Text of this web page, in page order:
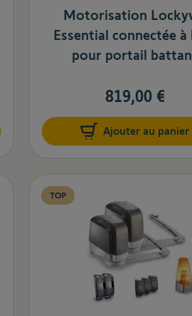
Motorisation
Essential connectée à
pour portail
819,00 €
Ajouter au panier
TOP